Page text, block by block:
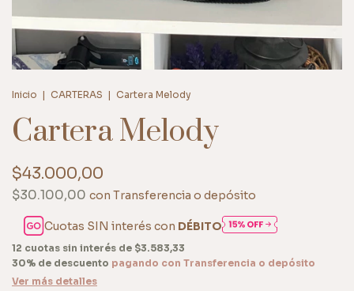
Inicio | CARTERAS | Cartera Melody
Cartera Melody
$43.000,00
$30.100,00 con Transferencia o depósito
Cuotas SIN interés con DÉBITO
12 cuotas sin interés de $3.583,33
30% de descuento pagando con Transferencia o depósito
Ver más detalles